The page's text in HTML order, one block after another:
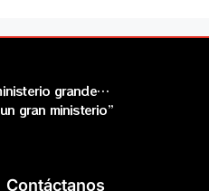
grande…
gran ministerio”
Contáctanos